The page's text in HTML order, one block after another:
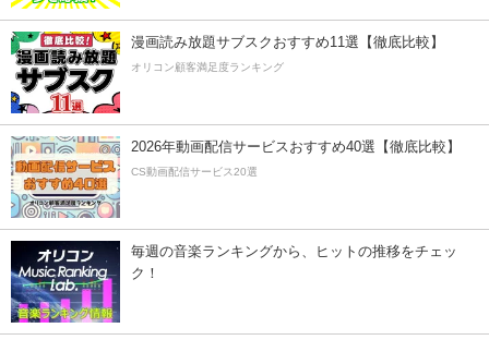
漫画読み放題サブスクおすすめ11選【徹底比較】
オリコン顧客満足度ランキング
2026年動画配信サービスおすすめ40選【徹底比較】
CS動画配信サービス20選
毎週の音楽ランキングから、ヒットの推移をチェッ
ク！